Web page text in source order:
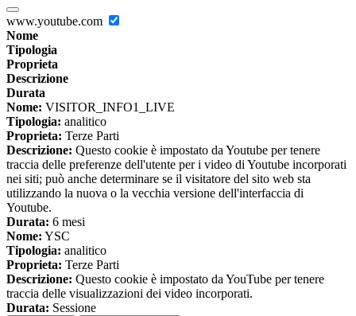
www.youtube.com
Nome
Tipologia
Proprieta
Descrizione
Durata
Nome: VISITOR_INFO1_LIVE
Tipologia: analitico
Proprieta: Terze Parti
Descrizione: Questo cookie è impostato da Youtube per tenere
traccia delle preferenze dell'utente per i video di Youtube incorporati
nei siti; può anche determinare se il visitatore del sito web sta
utilizzando la nuova o la vecchia versione dell'interfaccia di
Youtube.
Durata: 6 mesi
Nome: YSC
Tipologia: analitico
Proprieta: Terze Parti
Descrizione: Questo cookie è impostato da YouTube per tenere
traccia delle visualizzazioni dei video incorporati.
Durata: Sessione